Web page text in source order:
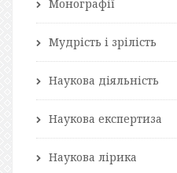
Монографії
Мудрість і зрілість
Наукова діяльність
Наукова експертиза
Наукова лірика